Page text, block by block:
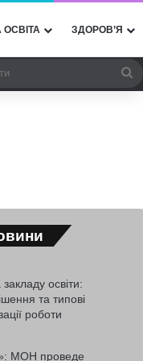
ЗДОРОВ’Я
освіти:
та типові
роботи
МОН проведе